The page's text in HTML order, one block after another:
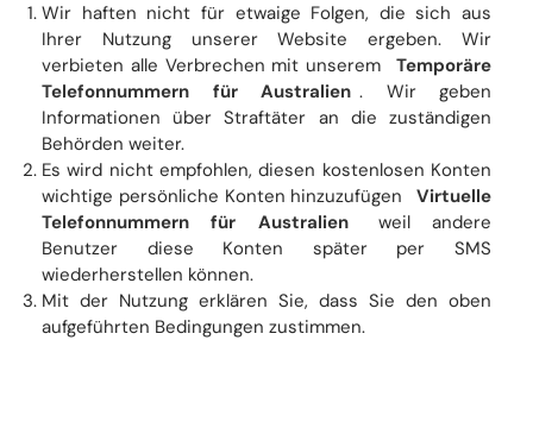
Wir haften nicht für etwaige Folgen, die sich aus
Ihrer Nutzung unserer Website ergeben. Wir
verbieten alle Verbrechen mit unserem
Temporäre
Telefonnummern für Australien . Wir geben
Informationen über Straftäter an die zuständigen
Behörden weiter.
Es wird nicht empfohlen, diesen kostenlosen Konten
wichtige persönliche Konten hinzuzufügen
Virtuelle
Telefonnummern für Australien
weil andere
Benutzer diese Konten später per SMS
wiederherstellen können.
Mit der Nutzung erklären Sie, dass Sie den oben
aufgeführten Bedingungen zustimmen.